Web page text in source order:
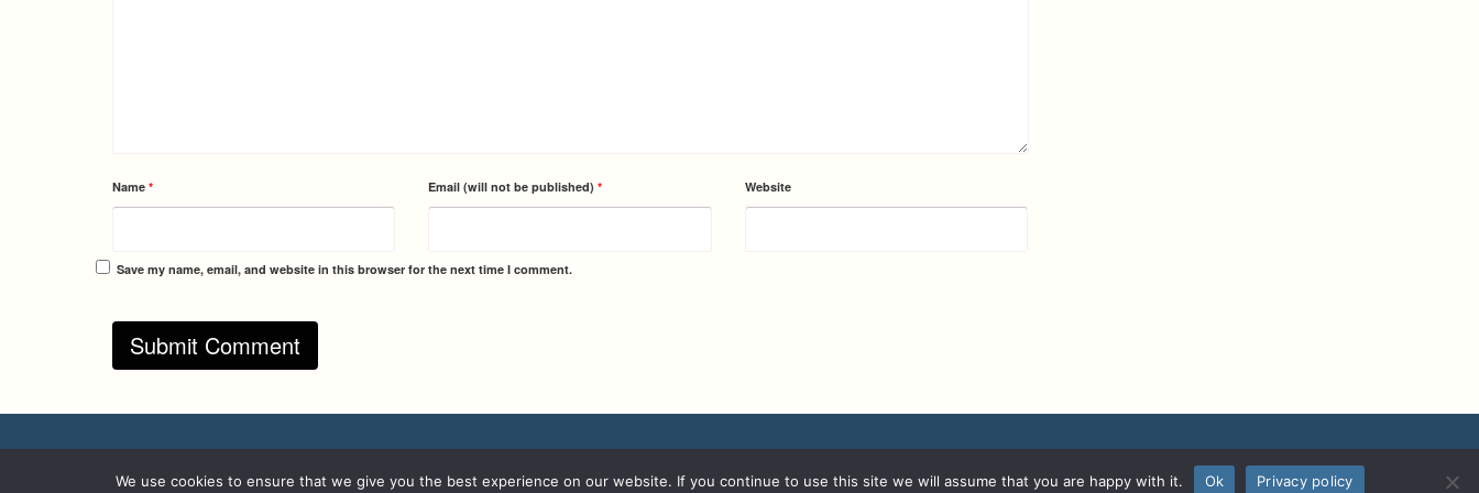
Name * Email (will not be published)* Website
Save my name, email, and website in this browser for the next time I comment.
© 2026 Maimana Art Magazine - WordPress Theme by Kadence WP
We use cookies to ensure that we give you the best experience on our website. If you continue to use this site we will assume that you are happy with it. Ok Privacy policy